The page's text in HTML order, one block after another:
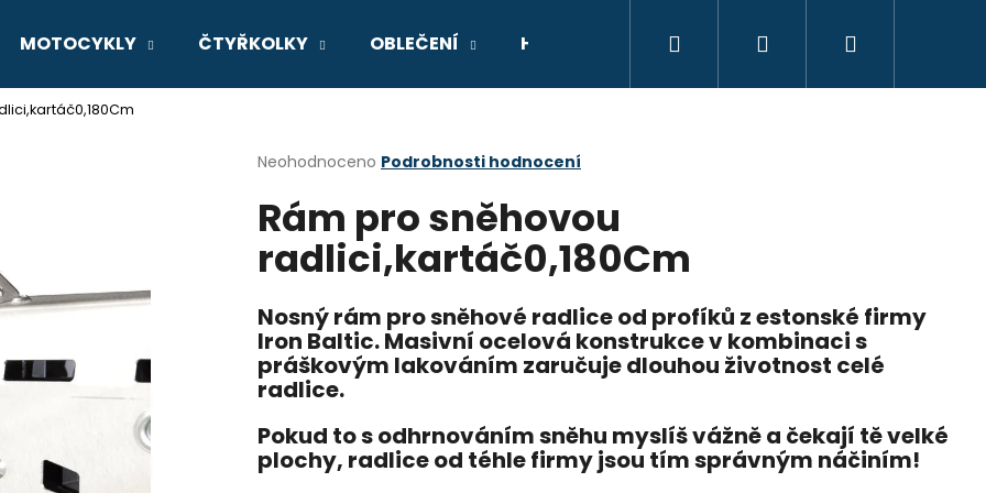
MOTOCYKLY ČTYŘKOLKY OBLEČENÍ HELMY NÁHRADNÍ DÍLY DÁRKOVÝ
Přihlášení
Průměrné
produktu
je
hvězdiček.
Neohodnoceno Podrobnosti hodnocení
Rám pro sněhovou
radlici,kartáč0,180Cm
Nosný rám pro sněhové radlice od profíků z estonské firmy
Iron Baltic. Masivní ocelová konstrukce v kombinaci s
práškovým lakováním zaručuje dlouhou životnost celé
radlice.
Pokud to s odhrnováním sněhu myslíš vážně a čekají tě velké
plochy, radlice od téhle firmy jsou tím správným náčiním!
Co potřebujete najít?
HLEDAT
Doporučujeme
8R
V-STROM 800DE